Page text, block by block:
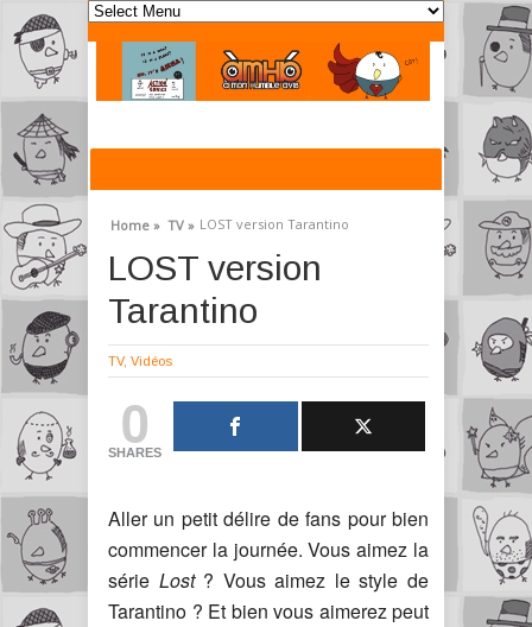
Home » TV » LOST version Tarantino
LOST version
Tarantino
TV, Vidéos
0
SHARES
Aller un petit délire de fans pour bien
commencer la journée. Vous aimez la
série Lost? Vous aimez le style de
Tarantino ? Et bien vous aimerez peut